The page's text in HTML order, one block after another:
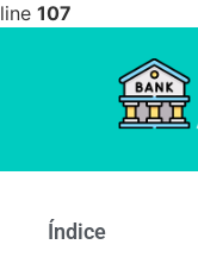
line 107
Índice